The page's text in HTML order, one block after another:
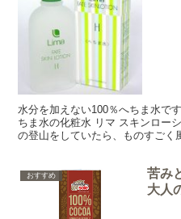
水分を加えない100％へちま水で
ちま水の化粧水 リマ スキンロー
の登山をしていたら、ものすごく
おすすめ
苦み
大人